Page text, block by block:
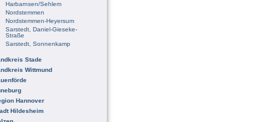
Harbarnsen/Sehlem
Nordstemmen
Nordstemmen-Heyersum
Sarstedt, Daniel-Gieseke-
Straße
Sarstedt, Sonnenkamp
Stade
Wittmund
Hannover
Hildesheim